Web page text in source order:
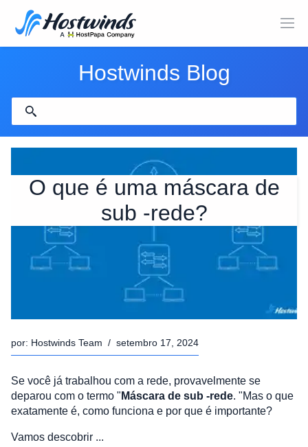
Hostwinds Blog
O que é uma máscara de
sub -rede?
por: Hostwinds Team / setembro 17, 2024
Se você já trabalhou com a rede, provavelmente se
deparou com o termo " Máscara de sub -rede. "Mas o que
exatamente é, como funciona e por que é importante?
Vamos descobrir ...